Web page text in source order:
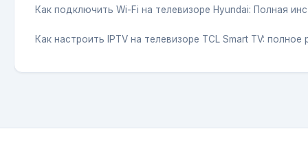
Как подключить Wi-Fi на телевизоре Hyundai: Полная
Как настроить IPTV на телевизоре TCL Smart TV: полное